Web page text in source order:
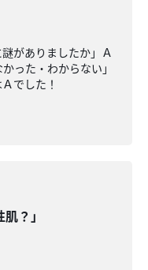
がありましたか」Ａ
った・わからない」
でした！
？」